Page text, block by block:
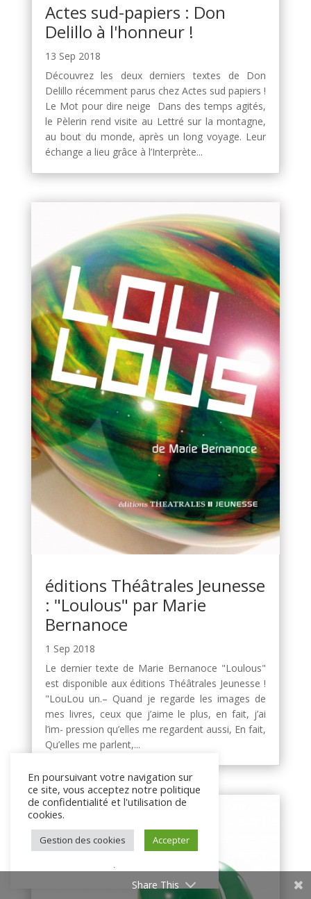
Actes sud-papiers : Don
Delillo à l'honneur !
13 Sep 2018
Découvrez les deux derniers textes de Don
Delillo récemment parus chez Actes sud papiers !
Le Mot pour dire neige Dans des temps agités,
le Pèlerin rend visite au Lettré sur la montagne,
au bout du monde, après un long voyage. Leur
échange a lieu grâce à l’Interprète...
éditions Théâtrales Jeunesse
: "Loulous" par Marie
Bernanoce
1 Sep 2018
Le dernier texte de Marie Bernanoce "Loulous"
est disponible aux éditions Théâtrales Jeunesse !
"LouLou un.– Quand je regarde les images de
mes livres, ceux que j’aime le plus, en fait, j’ai
l’im- pression qu’elles me regardent aussi, En fait,
Qu’elles me parlent,...
En poursuivant votre navigation sur
ce site, vous acceptez notre politique
de confidentialité et l'utilisation de
cookies.
Gestion des cookies Accepter
.
Share This